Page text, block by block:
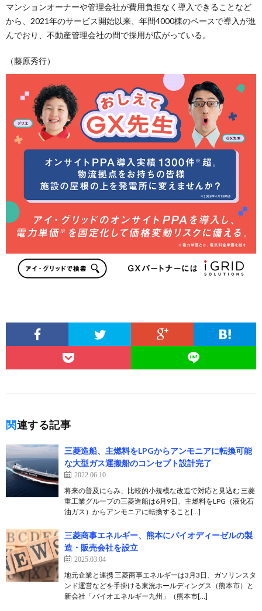
マンションオーナーや管理会社が費用負担なく導入できることなど
から、2021年のサービス開始以来、年間4000棟のペースで導入が進
んでおり、不動産管理会社の間で採用が広がっている。
（藤原秀行）
関連する記事
三菱造船、主燃料をLPGからアンモニアに転換可能
な大型ガス運搬船のコンセプト設計完了
2022.06.10
将来の普及にらみ、比較的小規模な改造で対応と見込む 三菱
重工業グループの三菱造船は6月9日、主燃料をLPG（液化石
油ガス）からアンモニアに転換すること[…]
三菱商事エネルギー、熊本にバイオディーゼルの製
造・販売会社を設立
2025.03.04
地元企業と連携 三菱商事エネルギーは3月3日、ガソリンスタ
ンド運営などを手掛ける東洸ホールディングス（熊本市）と
新会社「バイオエネルギー九州」（熊本市[…]